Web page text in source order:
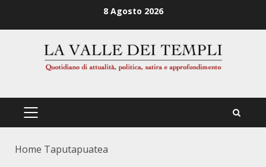
8 Agosto 2026
PRIMÄRES
Home Taputapuatea